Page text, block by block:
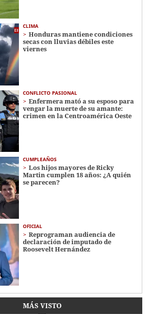
CLIMA
Honduras mantiene condiciones
secas con lluvias débiles este
viernes
CONFLICTO PASIONAL
Enfermera mató a su esposo para
vengar la muerte de su amante:
crimen en la Centroamérica Oeste
CUMPLEAÑOS
Los hijos mayores de Ricky
Martin cumplen 18 años: ¿A quién
se parecen?
OFICIAL
Reprograman audiencia de
declaración de imputado de
Roosevelt Hernández
MÁS VISTO